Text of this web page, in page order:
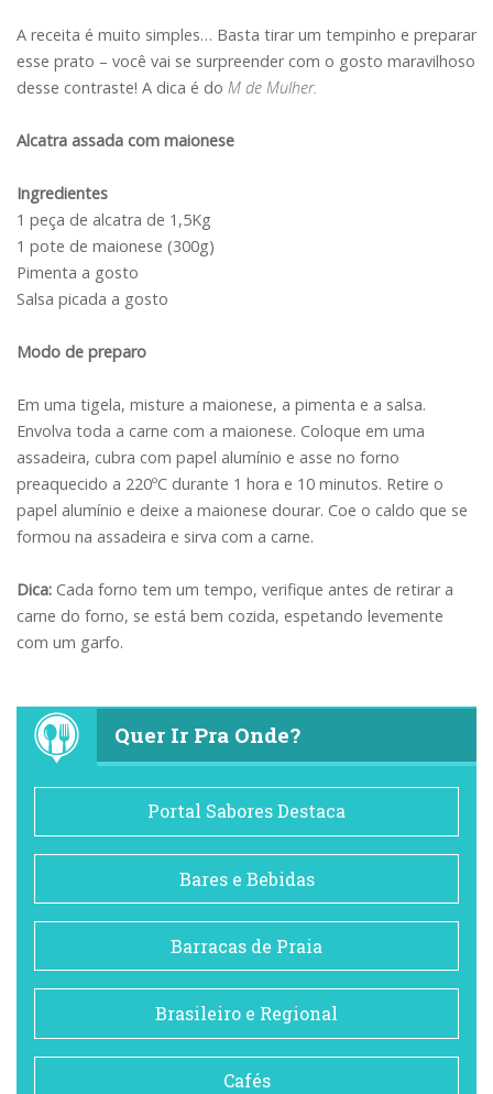
A receita é muito simples… Basta tirar um tempinho e preparar
esse prato – você vai se surpreender com o gosto maravilhoso
desse contraste! A dica é do M de Mulher.
Alcatra assada com maionese
Ingredientes
1 peça de alcatra de 1,5Kg
1 pote de maionese (300g)
Pimenta a gosto
Salsa picada a gosto
Modo de preparo
Em uma tigela, misture a maionese, a pimenta e a salsa.
Envolva toda a carne com a maionese. Coloque em uma
assadeira, cubra com papel alumínio e asse no forno
preaquecido a 220ºC durante 1 hora e 10 minutos. Retire o
papel alumínio e deixe a maionese dourar. Coe o caldo que se
formou na assadeira e sirva com a carne.
Dica: Cada forno tem um tempo, verifique antes de retirar a
carne do forno, se está bem cozida, espetando levemente
com um garfo.
Quer Ir Pra Onde?
Portal Sabores Destaca
Bares e Bebidas
Barracas de Praia
Brasileiro e Regional
Cafés